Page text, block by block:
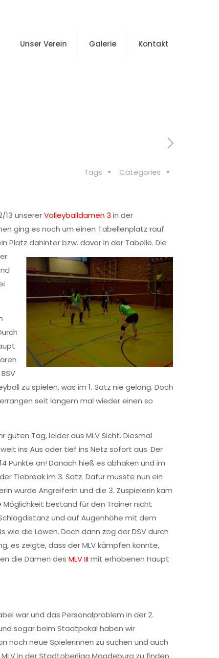
Unser Verein Galerie Kontakt
Categories
Tags
13 unsererVolleyballdamen 3 in der
ging es noch um einen Tabellenplatz rauf
Platz dahinter bzw. davor in der Tabelle. Die
zu spielen, was im 1. Satz nie gelang. Doch
seit langem mal wieder einen so
guten Tag, leider aus MLV Sicht. Diesmal
ins Aus oder tief ins Netz sofort aus. Der
Punkte an! Danach hieß es abhaken und im
Tiebreak im 3. Satz. Dafür musste nun ein
wurde Angreiferin und die 3. Zuspielerin kam
Möglichkeit bestand für den Trainer nicht
und auf Augenhöhe mit dem
wie die Löwen. Doch dann zog der DSV durch
es zeigte, dass der MLV kämpfen konnte,
die Damen des MLV IIImit erhobenen Haupt
war und das Personalproblem in der 2.
sogar beim Stadtpokal haben wir
noch neue Spielerinnen zu suchen und auch
in der Stadtoberliga Magdeburg zu finden